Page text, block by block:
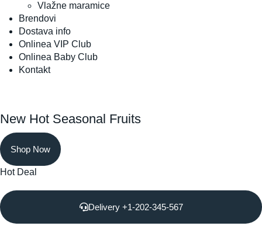
Vlažne maramice
Brendovi
Dostava info
Onlinea VIP Club
Onlinea Baby Club
Kontakt
New Hot Seasonal Fruits
Shop Now
Hot Deal
Delivery +1-202-345-567